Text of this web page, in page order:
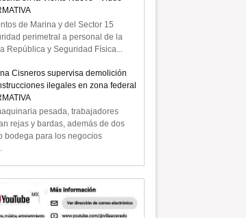
de Marina y del Sector 15
perimetral a personal de la
República y Seguridad Física...
Cisneros supervisa demolición
ilegales en zona federal
pesada, trabajadores
rejas y bardas, además de dos
bodega para los negocios